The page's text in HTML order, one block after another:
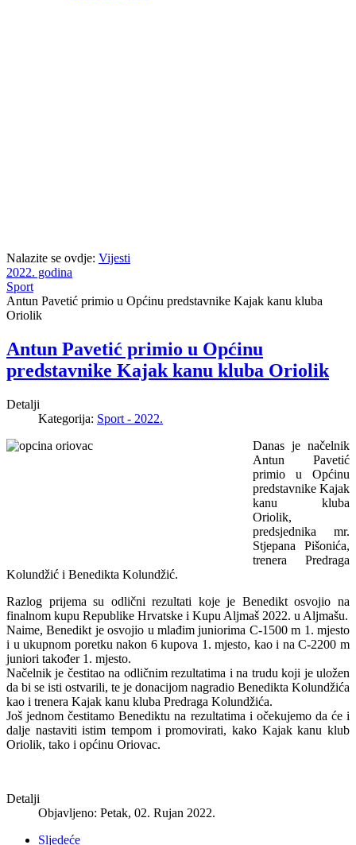
Nalazite se ovdje: Vijesti
2022. godina
Sport
Antun Pavetić primio u Općinu predstavnike Kajak kanu kluba
Oriolik
Antun Pavetić primio u Općinu
predstavnike Kajak kanu kluba Oriolik
Detalji
Kategorija: Sport - 2022.
Danas je načelnik
Antun Pavetić
primio u Općinu
predstavnike Kajak
kanu kluba
Oriolik,
predsjednika mr.
Stjepana Pišonića,
trenera Predraga
Kolundžić i Benedikta Kolundžić.
Razlog prijema su odlični rezultati koje je Benedikt osvojio na
finalnom kupu Republike Hrvatske i Kupu Aljmaš 2022. u Aljmašu.
Naime, Benedikt je osvojio u mlađim juniorima C-1500 m 1. mjesto
i u ukupnom poretku nakon 6 kupova 1. mjesto, kao i na C-2200 m
juniori također 1. mjesto.
Načelnik je čestitao na odličnim rezultatima i na trudu koji je uložen
da bi se isti ostvarili, te je donacijom nagradio Benedikta Kolundžića
kao i trenera Kajak kanu kluba Predraga Kolundžića.
Još jednom čestitamo Benediktu na rezultatima i očekujemo da će i
dalje nastaviti istim tempom i promovirati, kako Kajak kanu klub
Oriolik, tako i općinu Oriovac.
Detalji
Objavljeno: Petak, 02. Rujan 2022.
Sljedeće